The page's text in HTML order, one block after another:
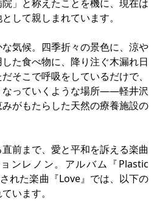
」と称えたことを機に、現在は
して親しまれています。
気候。四季折々の景色に、涼や
た食べ物に、降り注ぐ木漏れ日
そこで呼吸をしているだけで、
なっていくような場所――軽井沢
がもたらした天然の療養施設の
前まで、愛と平和を訴える楽曲
ンレノン。アルバム『Plastic
れた楽曲『Love』では、以下の
います。